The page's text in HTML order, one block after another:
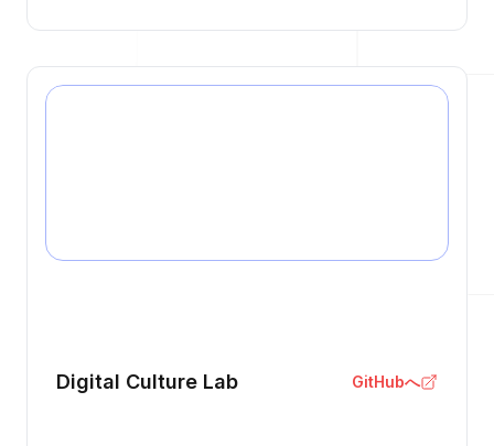
Digital Culture Lab GitHubへ